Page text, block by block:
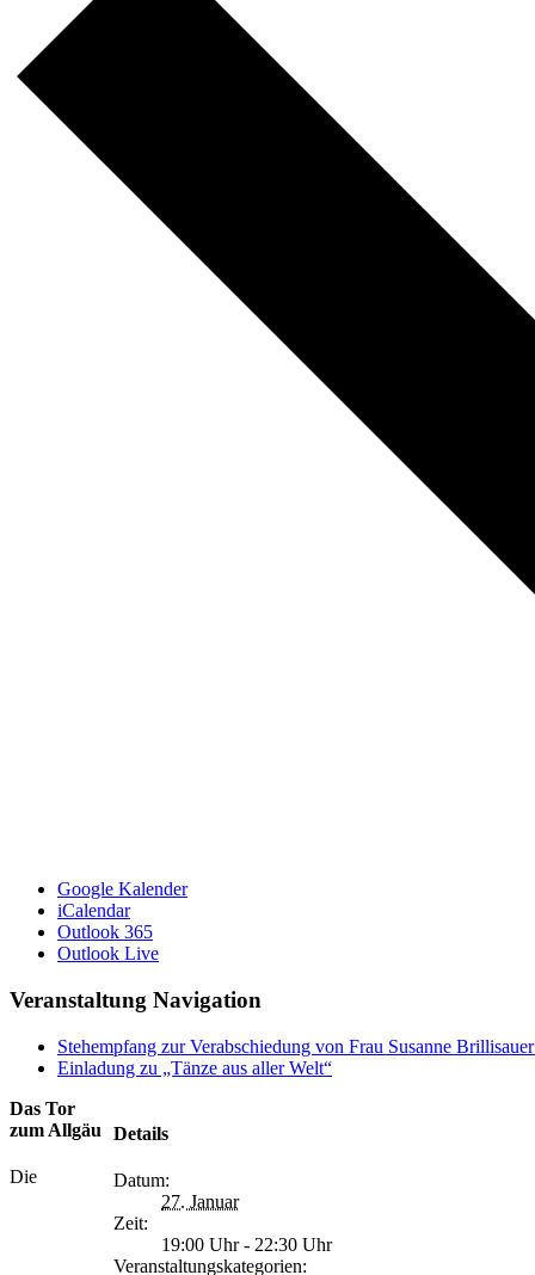
Google Kalender
iCalendar
Outlook 365
Outlook Live
Veranstaltung Navigation
Stehempfang zur Verabschiedung von Frau Susanne
Einladung zu „Tänze aus aller Welt“
Details
Datum:
27. Januar
Zeit:
19:00 Uhr - 22:30 Uhr
Veranstaltungskategorien:
Das Tor
zum Allgäu
Die